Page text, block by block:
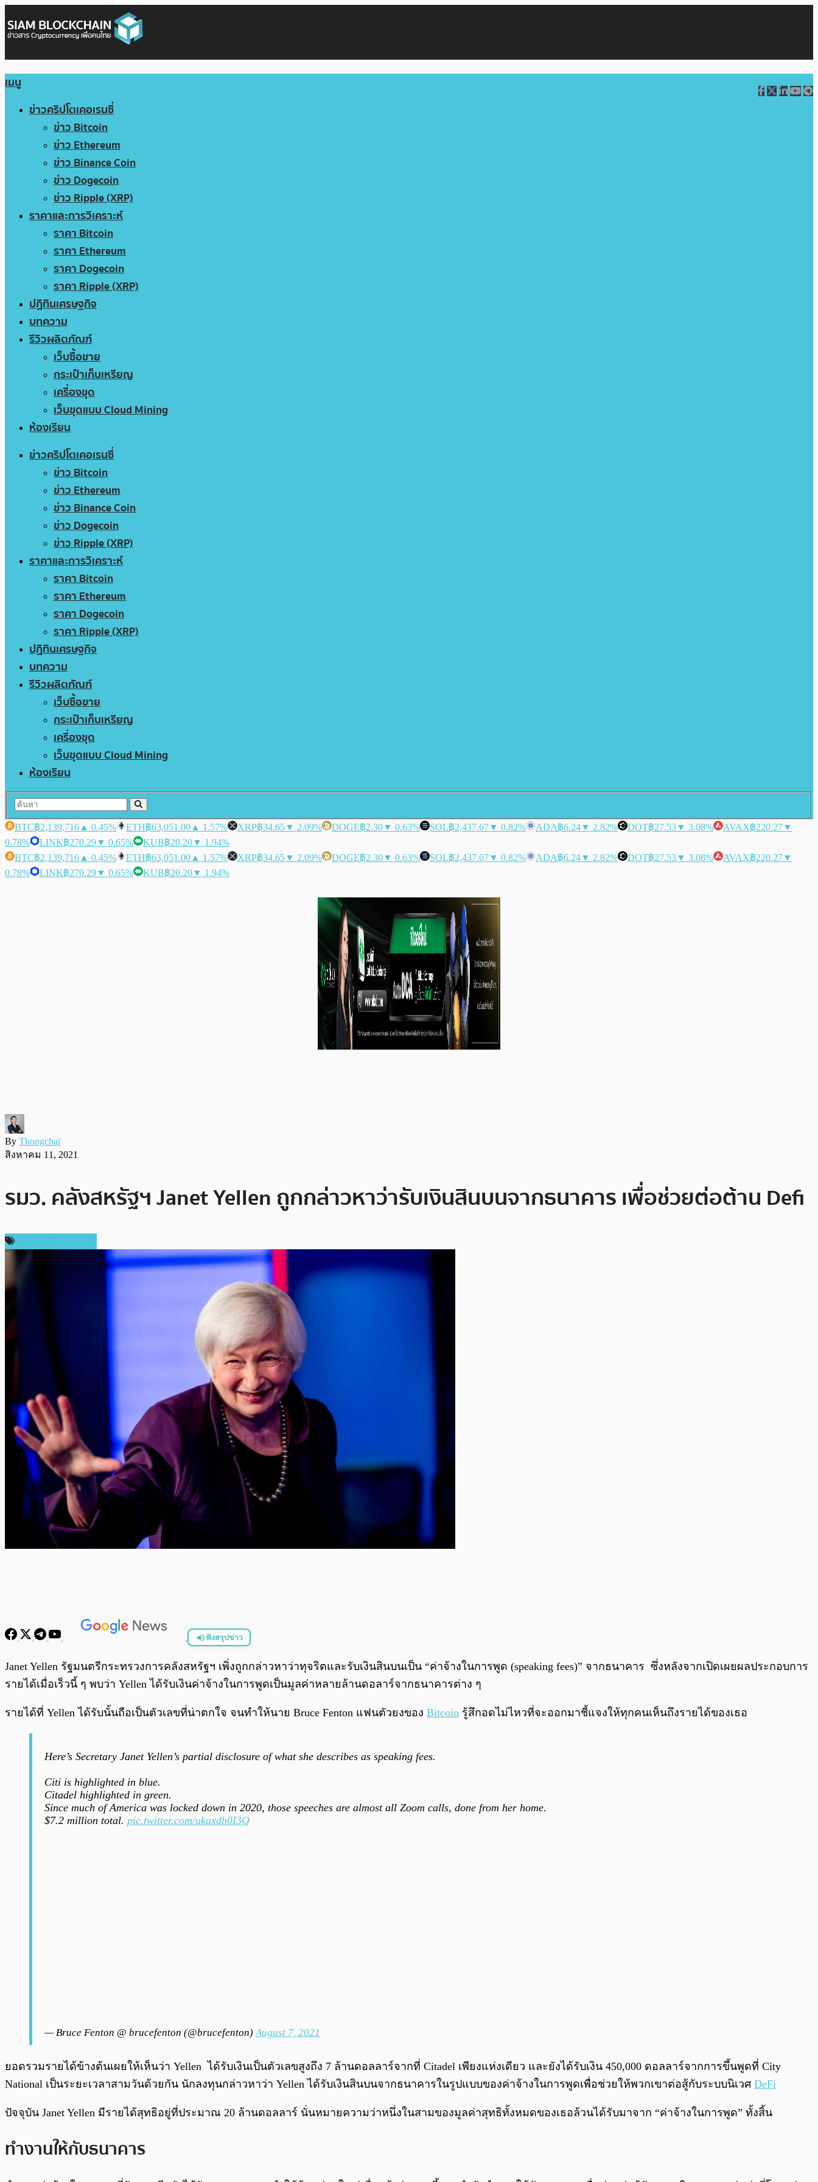
เมนู
ข่าวคริปโตเคอเรนซี่
ข่าว Bitcoin
ข่าว Ethereum
ข่าว Binance Coin
ข่าว Dogecoin
ข่าว Ripple (XRP)
ราคาและการวิเคราะห์
ราคา Bitcoin
ราคา Ethereum
ราคา Dogecoin
ราคา Ripple (XRP)
ปฏิทินเศรษฐกิจ
บทความ
รีวิวผลิตภัณฑ์
เว็บซื้อขาย
กระเป๋าเก็บเหรียญ
เครื่องขุด
เว็บขุดแบบ Cloud Mining
ห้องเรียน
ข่าวคริปโตเคอเรนซี่
ข่าว Bitcoin
ข่าว Ethereum
ข่าว Binance Coin
ข่าว Dogecoin
ข่าว Ripple (XRP)
ราคาและการวิเคราะห์
ราคา Bitcoin
ราคา Ethereum
ราคา Dogecoin
ราคา Ripple (XRP)
ปฏิทินเศรษฐกิจ
บทความ
รีวิวผลิตภัณฑ์
เว็บซื้อขาย
กระเป๋าเก็บเหรียญ
เครื่องขุด
เว็บขุดแบบ Cloud Mining
ห้องเรียน
BTC฿2,139,716 ▲ 0.45% ETH฿63,051.00 ▲ 1.57% XRP฿34.65▼ 2.09% DOGE฿2.30▼ 0.63% SOL฿2,437.67▼ 0.82% ADA฿6.24▼ 2.82% DOT฿27.53▼ 3.08% AVAX฿220.27▼
0.78%
LINK฿270.29▼ 0.65% KUB฿20.20▼ 1.94%
BTC฿2,139,716 ▲ 0.45% ETH฿63,051.00 ▲ 1.57% XRP฿34.65▼ 2.09% DOGE฿2.30▼ 0.63% SOL฿2,437.67▼ 0.82% ADA฿6.24▼ 2.82% DOT฿27.53▼ 3.08% AVAX฿220.27▼
0.78%
LINK฿270.29▼ 0.65% KUB฿20.20▼ 1.94%
By Thongchai
สิงหาคม 11, 2021
รมว. คลังสหรัฐฯ Janet Yellen ถูกกล่าวหาว่ารับเงินสินบนจากธนาคาร เพื่อช่วยต่อต้าน Defi
ฟังสรุปข่าว
พร้อมเล่น /0:00
Janet Yellen รัฐมนตรีกระทรวงการคลังสหรัฐฯ เพิ่งถูกกล่าวหาว่าทุจริตและรับเงินสินบนเป็น “ค่าจ้างในการพูด (speaking fees)” จากธนาคาร ซึ่งหลังจากเปิดเผยผลประกอบการ
รายได้เมื่อเร็วนี้ ๆ พบว่า Yellen ได้รับเงินค่าจ้างในการพูดเป็นมูลค่าหลายล้านดอลาร์จากธนาคารต่าง ๆ
รายได้ที่ Yellen ได้รับนั้นถือเป็นตัวเลขที่น่าตกใจ จนทำให้นาย Bruce Fenton แฟนตัวยงของ Bitcoin รู้สึกอดไม่ไหวที่จะออกมาชี้แจงให้ทุกคนเห็นถึงรายได้ของเธอ
Here’s Secretary Janet Yellen’s partial disclosure of what she describes as speaking fees.
Citi is highlighted in blue.
Citadel highlighted in green.
Since much of America was locked down in 2020, those speeches are almost all Zoom calls, done from her home.
$7.2 million total. pic.twitter.com/ukaxdh0I3Q
— Bruce Fenton @ brucefenton (@brucefenton)August 7, 2021
ยอดรวมรายได้ข้างต้นเผยให้เห็นว่า Yellen ได้รับเงินเป็นตัวเลขสูงถึง 7 ล้านดอลลาร์จากที่ Citadel เพียงแห่งเดียว และยังได้รับเงิน 450,000 ดอลลาร์จากการขึ้นพูดที่ City
National เป็นระยะเวลาสามวันด้วยกัน นักลงทุนกล่าวหาว่า Yellen ได้รับเงินสินบนจากธนาคารในรูปแบบของค่าจ้างในการพูดเพื่อช่วยให้พวกเขาต่อสู้กับระบบนิเวศ DeFi
ปัจจุบัน Janet Yellen มีรายได้สุทธิอยู่ที่ประมาณ 20 ล้านดอลลาร์ นั่นหมายความว่าหนึ่งในสามของมูลค่าสุทธิทั้งหมดของเธอล้วนได้รับมาจาก “ค่าจ้างในการพูด” ทั้งสิ้น
ทำงานให้กับธนาคาร